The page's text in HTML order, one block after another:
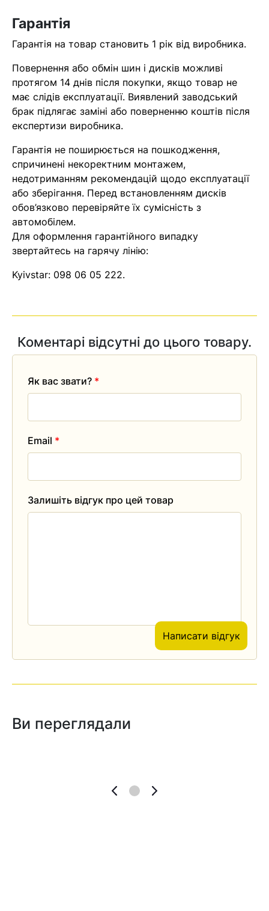
Помилка:Contact form не
знайдена.
Гарантія
Гарантія на товар становить 1 рік від виробника.
Повернення або обмін шин і дисків можливі
протягом 14 днів після покупки, якщо товар не
має слідів експлуатації. Виявлений заводський
брак підлягає заміні або поверненню коштів після
експертизи виробника.
Гарантія не поширюється на пошкодження,
спричинені некоректним монтажем,
недотриманням рекомендацій щодо експлуатації
або зберігання. Перед встановленням дисків
обов’язково перевіряйте їх сумісність з
автомобілем.
Для оформлення гарантійного випадку
звертайтесь на гарячу лінію:
Kyivstar: 098 06 05 222.
Коментарі відсутні до цього товару.
Залишіть відгук про цей товар
Як вас звати? *
Email *
Написати відгук
Ви переглядали